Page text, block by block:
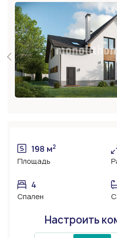
198 м2
Площадь
4
Спален
Настроить